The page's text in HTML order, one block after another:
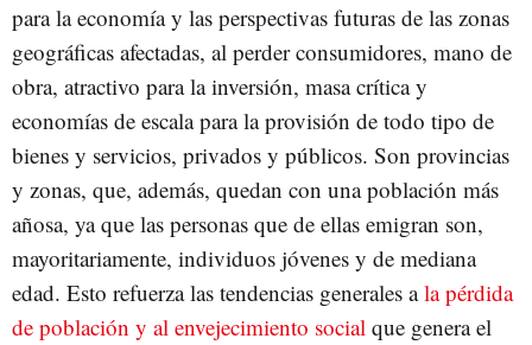
para la economía y las perspectivas futuras de las zonas
geográficas afectadas, al perder consumidores, mano de
obra, atractivo para la inversión, masa crítica y
economías de escala para la provisión de todo tipo de
bienes y servicios, privados y públicos. Son provincias
y zonas, que, además, quedan con una población más
añosa, ya que las personas que de ellas emigran son,
mayoritariamente, individuos jóvenes y de mediana
edad. Esto refuerza las tendencias generales ala pérdida
de población y al envejecimiento social que genera el